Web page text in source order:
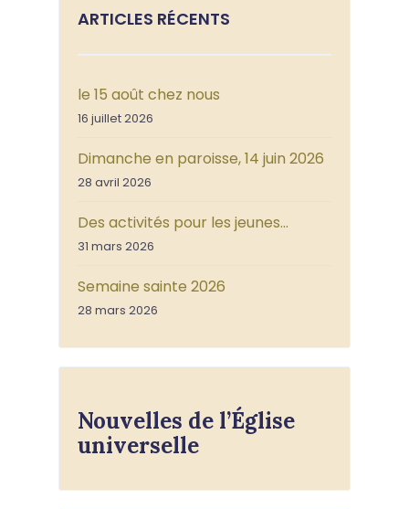
ARTICLES RÉCENTS
le 15 août chez nous
16 juillet 2026
Dimanche en paroisse, 14 juin 2026
28 avril 2026
Des activités pour les jeunes…
31 mars 2026
Semaine sainte 2026
28 mars 2026
Nouvelles de l’Église
universelle